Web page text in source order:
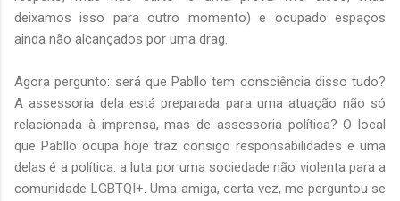
deixamos isso para outro momento) e ocupado espaços
ainda não alcançados por uma drag.
Agora pergunto: será que Pabllo tem consciência disso tudo?
A assessoria dela está preparada para uma atuação não só
relacionada à imprensa, mas de assessoria política? O local
que Pabllo ocupa hoje traz consigo responsabilidades e uma
delas é a política: a luta por uma sociedade não violenta para a
comunidade LGBTQI+. Uma amiga, certa vez, me perguntou se